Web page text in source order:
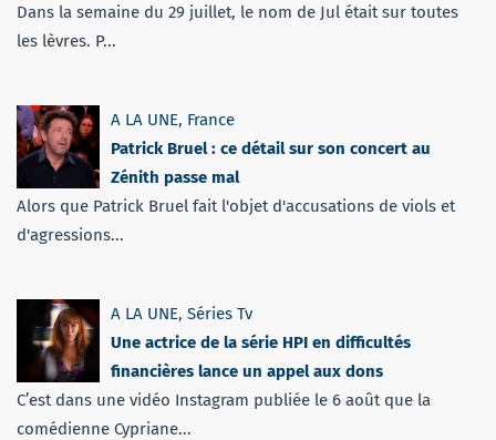
Dans la semaine du 29 juillet, le nom de Jul était sur toutes
les lèvres. P...
A LA UNE, France
Patrick Bruel : ce détail sur son concert au
Zénith passe mal
Alors que Patrick Bruel fait l'objet d'accusations de viols et
d'agressions...
A LA UNE, Séries Tv
Une actrice de la série HPI en difficultés
financières lance un appel aux dons
C’est dans une vidéo Instagram publiée le 6 août que la
comédienne Cypriane...